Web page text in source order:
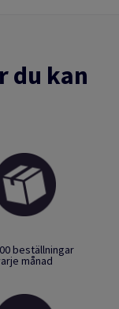
du kan
beställningar
månad